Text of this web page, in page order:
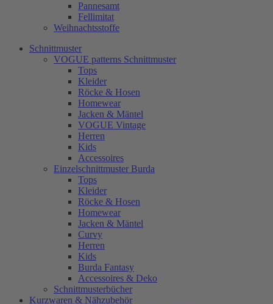
Pannesamt
Fellimitat
Weihnachtsstoffe
Schnittmuster
VOGUE patterns Schnittmuster
Tops
Kleider
Röcke & Hosen
Homewear
Jacken & Mäntel
VOGUE Vintage
Herren
Kids
Accessoires
Einzelschnittmuster Burda
Tops
Kleider
Röcke & Hosen
Homewear
Jacken & Mäntel
Curvy
Herren
Kids
Burda Fantasy
Accessoires & Deko
Schnittmusterbücher
Kurzwaren & Nähzubehör